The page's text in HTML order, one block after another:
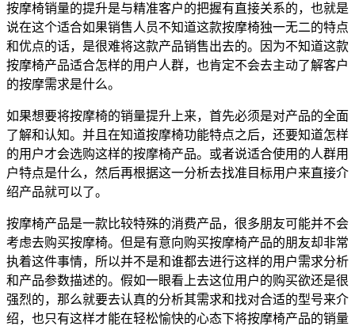
按摩椅销量的提升是与精准客户的把握有直接关系的，也就是
说在这个适合如果销售人员不知道这款按摩椅独一无二的特点
和优点的话，是很难将这款产品销售出去的。因为不知道这款
按摩椅产品适合怎样的用户人群，也肯定不会去主动了解客户
的按摩需求是什么。
如果想要将按摩椅的销量提升上来，首先必须是对产品的全面
了解和认知。并且在知道按摩椅功能特点之后，还要知道怎样
的用户才会选购这样的按摩椅产品。或者说适合使用的人群用
户特点是什么，然后再根据这一分析去找准目标用户来直接介
绍产品就可以了。
按摩椅产品是一款比较特殊的消费产品，很多朋友可能并不会
考虑去购买按摩椅。但是有意向购买按摩椅产品的朋友却非常
执着这件事情，所以并不是和谁都去进行这样的用户需求分析
和产品参数描述的。假如一眼看上去这位用户的购买欲还是很
强烈的，那么就要去认真的分析其需求和找对合适的型号来介
绍，也只有这样才能在轻松愉快的心态下将按摩椅产品的销量